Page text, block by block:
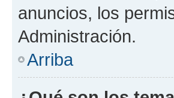
anuncios, los
Administración.
Arriba